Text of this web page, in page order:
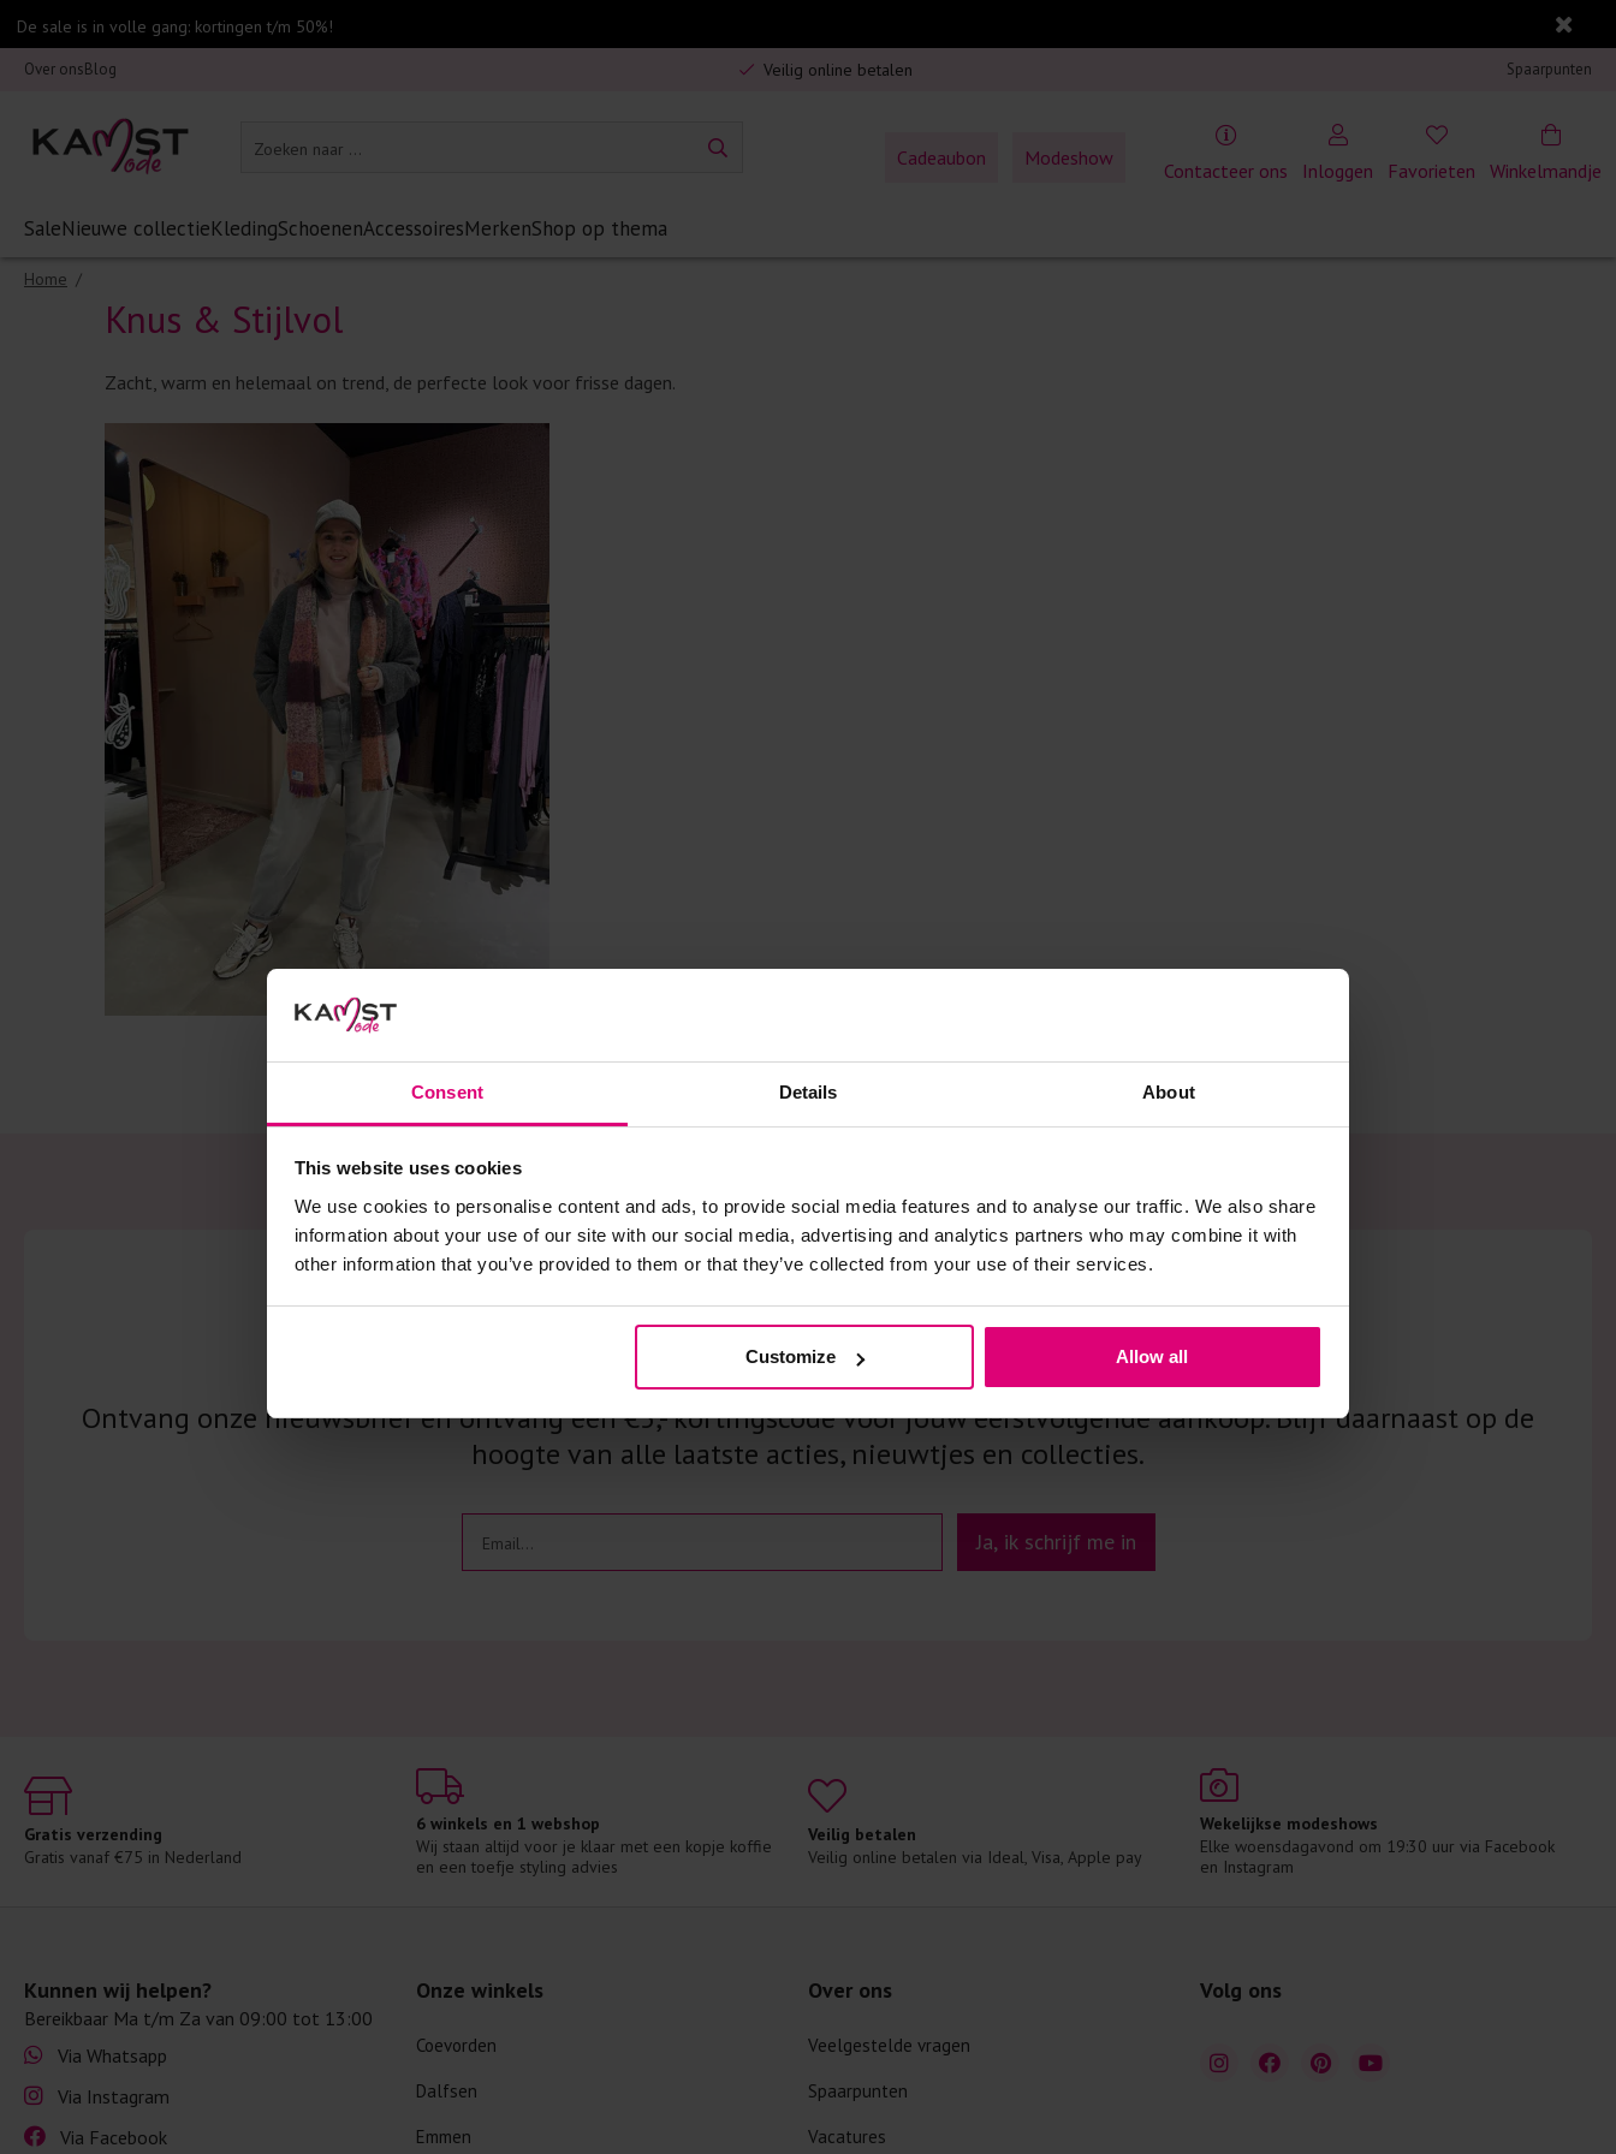
Consent Details About
This website uses cookies
We use cookies to personalise content and ads, to provide social media features and to analyse our traffic. We also share
information about your use of our site with our social media, advertising and analytics partners who may combine it with
other information that you’ve provided to them or that they’ve collected from your use of their services.
Customize Allow all
De sale is in volle gang: kortingen t/m 50%!
Over onsBlog
Veilig online betalen
Gratis verzending in Nederland vanaf €75,-
Spaarpunten
Winkelmandje
Cadeaubon Modeshow
Contacteer ons Inloggen Favorieten
SaleNieuwe collectieKledingSchoenenAccessoiresMerkenShop op thema
Home /
Knus & Stijlvol
Zacht, warm en helemaal on trend, de perfecte look voor frisse dagen.
Schrijf je in op onze nieuwsbrief!
Ontvang onze nieuwsbrief en ontvang een €5,- kortingscode voor jouw eerstvolgende aankoop. Blijf daarnaast op de
hoogte van alle laatste acties, nieuwtjes en collecties.
Ja, ik schrijf me in
Gratis verzending
Gratis vanaf €75 in Nederland
6 winkels en 1 webshop
Wij staan altijd voor je klaar met een kopje koffie
en een toefje styling advies
Veilig betalen
Veilig online betalen via Ideal, Visa, Apple pay
Wekelijkse modeshows
Elke woensdagavond om 19:30 uur via Facebook
en Instagram
Kunnen wij helpen?
Bereikbaar Ma t/m Za van 09:00 tot 13:00
Via Whatsapp
Via Instagram
Via Facebook
Onze winkels
Coevorden
Dalfsen
Emmen
Over ons
Veelgestelde vragen
Spaarpunten
Vacatures
Volg ons